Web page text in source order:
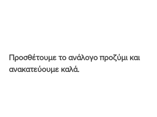
Προσθέτουμε το ανάλογο προζύμι και
ανακατεύουμε καλά.